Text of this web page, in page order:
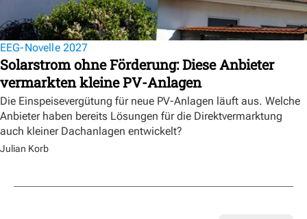
EEG-Novelle 2027
Solarstrom ohne Förderung: Diese Anbieter
vermarkten kleine PV-Anlagen
Die Einspeisevergütung für neue PV-Anlagen läuft aus. Welche
Anbieter haben bereits Lösungen für die Direktvermarktung
auch kleiner Dachanlagen entwickelt?
Julian Korb